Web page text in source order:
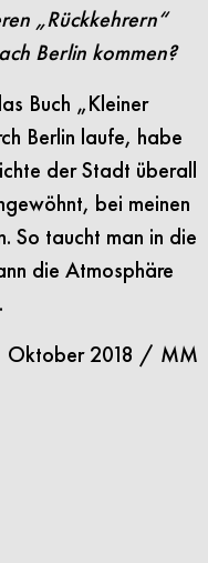
„Rückkehrern“
Berlin kommen?
Buch „Kleiner
Berlin laufe, habe
der Stadt überall
bei meinen
So taucht man in die
die Atmosphäre
Oktober 2018 / MM